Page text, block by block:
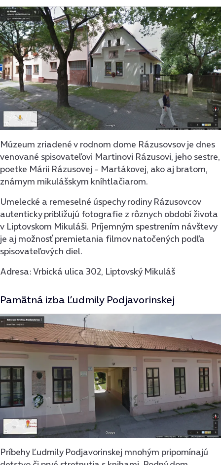
Múzeum zriadené v rodnom dome Rázusovsov je dnes
venované spisovateľovi Martinovi Rázusovi, jeho sestre,
poetke Márii Rázusovej – Martákovej, ako aj bratom,
známym mikulášskym kníhtlačiarom.
Umelecké a remeselné úspechy rodiny Rázusovcov
autenticky približujú fotografie z rôznych období života
v Liptovskom Mikuláši. Príjemným spestrením návštevy
je aj možnosť premietania filmov natočených podľa
spisovateľových diel.
Adresa: Vrbická ulica 302, Liptovský Mikuláš
Pamätná izba Ľudmily Podjavorinskej
Príbehy Ľudmily Podjavorinskej mnohým pripomínajú